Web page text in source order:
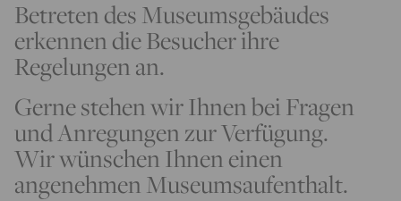
Betreten des Museumsgebäudes
erkennen die Besucher ihre
Regelungen an.
Gerne stehen wir Ihnen bei Fragen
und Anregungen zur Verfügung.
Wir wünschen Ihnen einen
angenehmen Museumsaufenthalt.